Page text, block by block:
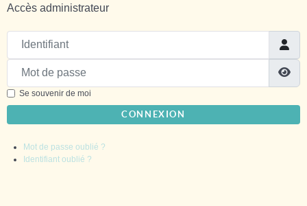
Accès administrateur
Se souvenir de moi
CONNEXION
Mot de passe oublié ?
Identifiant oublié ?